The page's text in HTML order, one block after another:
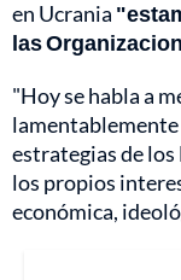
en Ucrania
las
"Hoy se habla a
lamentablemente
estrategias de
los propios
económica,